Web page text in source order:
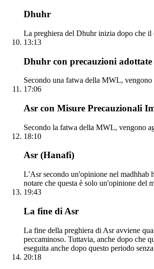
Dhuhr
La preghiera del Dhuhr inizia dopo che il
13:13
Dhuhr con precauzioni adottate
Secondo una fatwa della MWL,
17:06
Asr con Misure Precauzionali
Secondo la fatwa della MWL, vengono
18:10
Asr (Hanafi)
L'Asr secondo un'opinione nel madhhab
notare che questa è solo un'opinione del
19:43
La fine di Asr
La fine della preghiera di Asr avviene
peccaminoso. Tuttavia, anche dopo che
eseguita anche dopo questo periodo
20:18